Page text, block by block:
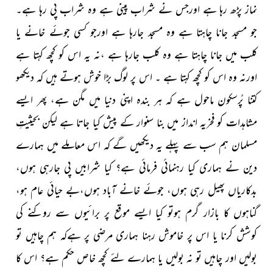
نماز پڑھ رہا ہے اورجس نے شراب پینی ہے وہ شراب پی رہا ہے۔
جو مسجد جانا چاہتا ہے وہ مسجد جارہا ہے اورجو کسی جوئے خانے یا
کلب میں جانا چاہتا ہے وہ کلب جارہا ہے ،نہ یہ اس کو کچھ کہتا ہے
اورنہ وہ اس کو کچھ کہتا ہے ۔ اس پر لوگ بڑا خوش ہوتے ہیں کہ دیکھو
کتنا پُرسکون ماحول ہے کہ ہر بندہ اپنی دنیا میں مگن ہے، پھر ایسے
مشاہدات کو فخریہ انداز میں بنا سنوار کے پیش کیا جاتا ہے لیکن بحیثیتِ
مسلمان ہم سب سے پہلے یہ دیکھیں گے کہ اس معاملے میں ہمارے
دین نے ہماری کیا رہنمائی فرمائی ہے؟ کیا شرابیں پی جارہی ہوں،
بدکاریاں پھیل رہی ہوں، جوئے خانے آباد ہوں،بے حیائی عام ہو،
گناہوں کا بازار گرم ہوتو کیا ایسے موقع پر برائیوں سے روکنے کی
کوشش کرنا یا اس پر خاموش رہنا ہماری مرضی پر ہےکہ ہم چاہیں تو
بولیں اور چاہیں تو نہ بولیں یا ہمارے لئے کچھ خاص حکم ہے؟ اس کا